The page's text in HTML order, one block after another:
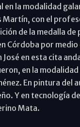
en la modalidad
Martín, con el
de la medalla
Córdoba por medio
en esta cita
en la
En pintura del
Y en tecnología
Mata.